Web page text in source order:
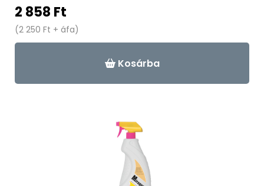
2 858 Ft
(2 250 Ft + áfa)
Kosárba